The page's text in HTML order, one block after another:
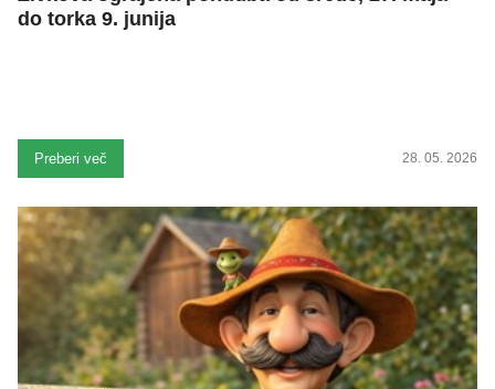
do torka 9. junija
Preberi več 28. 05. 2026